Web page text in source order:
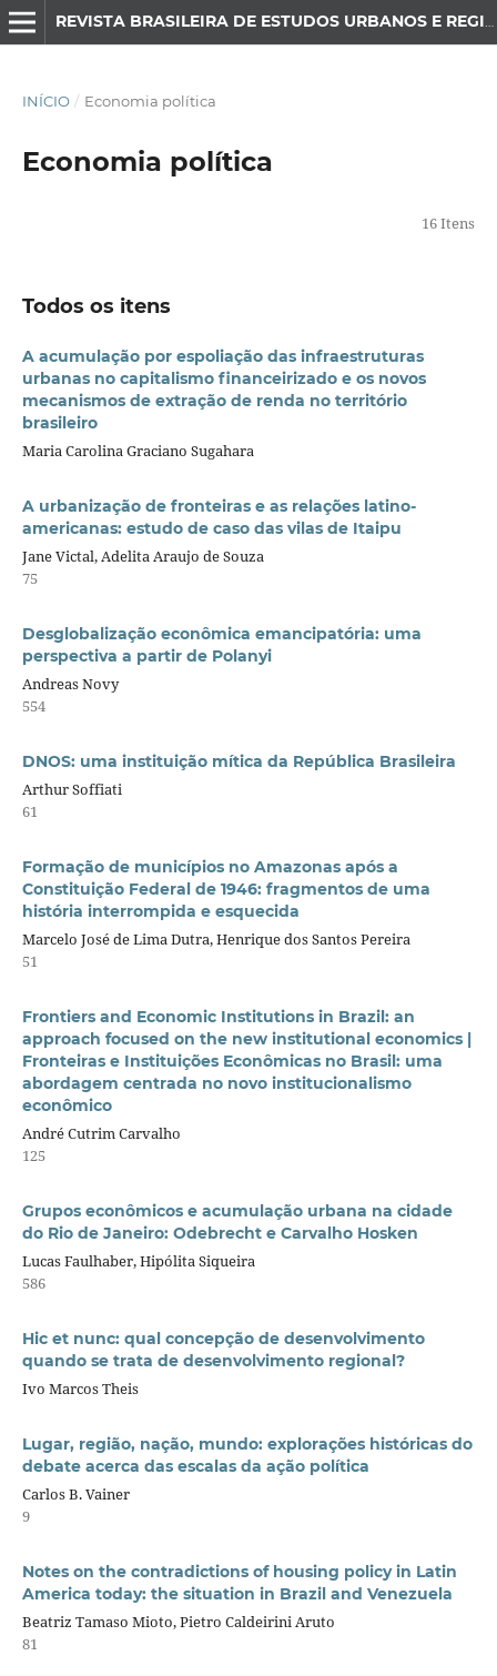
INÍCIO / Economia política
Economia política
16 Itens
Todos os itens
A acumulação por espoliação das infraestruturas
urbanas no capitalismo financeirizado e os novos
mecanismos de extração de renda no território
brasileiro
Maria Carolina Graciano Sugahara
A urbanização de fronteiras e as relações latino-
americanas: estudo de caso das vilas de Itaipu
Jane Victal, Adelita Araujo de Souza
75
Desglobalização econômica emancipatória: uma
perspectiva a partir de Polanyi
Andreas Novy
554
DNOS: uma instituição mítica da República Brasileira
Arthur Soffiati
61
Formação de municípios no Amazonas após a
Constituição Federal de 1946: fragmentos de uma
história interrompida e esquecida
Marcelo José de Lima Dutra, Henrique dos Santos Pereira
51
Frontiers and Economic Institutions in Brazil: an
approach focused on the new institutional economics |
Fronteiras e Instituições Econômicas no Brasil: uma
abordagem centrada no novo institucionalismo
econômico
André Cutrim Carvalho
125
Grupos econômicos e acumulação urbana na cidade
do Rio de Janeiro: Odebrecht e Carvalho Hosken
Lucas Faulhaber, Hipólita Siqueira
586
Hic et nunc: qual concepção de desenvolvimento
quando se trata de desenvolvimento regional?
Ivo Marcos Theis
Lugar, região, nação, mundo: explorações históricas do
debate acerca das escalas da ação política
Carlos B. Vainer
9
Notes on the contradictions of housing policy in Latin
America today: the situation in Brazil and Venezuela
Beatriz Tamaso Mioto, Pietro Caldeirini Aruto
81